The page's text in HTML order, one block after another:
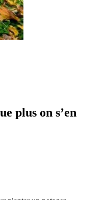
plus on s’en